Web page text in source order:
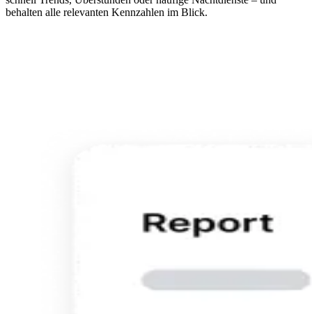
behalten alle relevanten Kennzahlen im Blick.